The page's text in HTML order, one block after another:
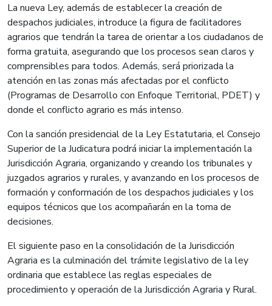
La nueva Ley, además de establecer la creación de
despachos judiciales, introduce la figura de facilitadores
agrarios que tendrán la tarea de orientar a los ciudadanos de
forma gratuita, asegurando que los procesos sean claros y
comprensibles para todos. Además, será priorizada la
atención en las zonas más afectadas por el conflicto
(Programas de Desarrollo con Enfoque Territorial, PDET) y
donde el conflicto agrario es más intenso.
Con la sanción presidencial de la Ley Estatutaria, el Consejo
Superior de la Judicatura podrá iniciar la implementación la
Jurisdicción Agraria, organizando y creando los tribunales y
juzgados agrarios y rurales, y avanzando en los procesos de
formación y conformación de los despachos judiciales y los
equipos técnicos que los acompañarán en la toma de
decisiones.
El siguiente paso en la consolidación de la Jurisdicción
Agraria es la culminación del trámite legislativo de la ley
ordinaria que establece las reglas especiales de
procedimiento y operación de la Jurisdicción Agraria y Rural.